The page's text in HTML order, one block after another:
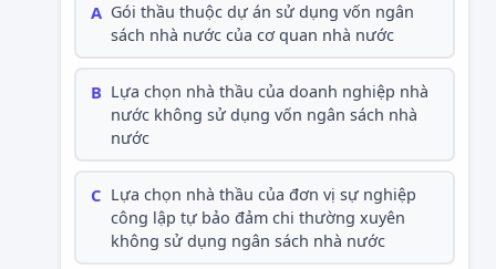
A Gói thầu thuộc dự án sử dụng vốn ngân
sách nhà nước của cơ quan nhà nước
B Lựa chọn nhà thầu của doanh nghiệp nhà
nước không sử dụng vốn ngân sách nhà
nước
C Lựa chọn nhà thầu của đơn vị sự nghiệp
công lập tự bảo đảm chi thường xuyên
không sử dụng ngân sách nhà nước